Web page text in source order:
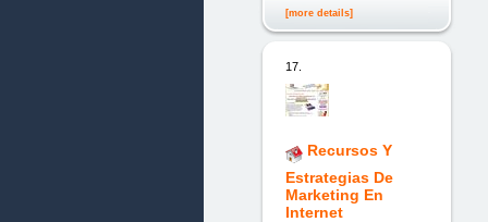
[more details]
17.
Recursos Y
Estrategias De
Marketing En
Internet